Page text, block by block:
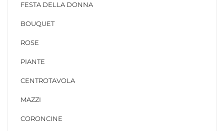
FESTA DELLA DONNA
BOUQUET
ROSE
PIANTE
CENTROTAVOLA
MAZZI
CORONCINE